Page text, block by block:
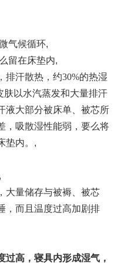
气候循环,
留在床垫内,
排汗散热，约30%的热湿
肤以水汽蒸发和大量排汗
液大部分被床单、被芯所
，吸散湿性能弱，要么将
内。 ,
,
大量储存与被褥、被芯
，而且温度过高加剧排
过高，寝具内形成湿气，